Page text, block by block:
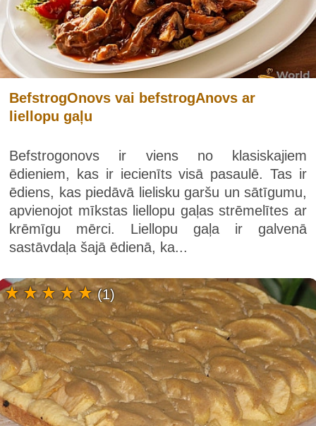
BefstrogOnovs vai befstrogAnovs ar
liellopu gaļu
Befstrogonovs ir viens no klasiskajiem
ēdieniem, kas ir iecienīts visā pasaulē. Tas ir
ēdiens, kas piedāvā lielisku garšu un sātīgumu,
apvienojot mīkstas liellopu gaļas strēmelītes ar
krēmīgu mērci. Liellopu gaļa ir galvenā
sastāvdaļa šajā ēdienā, ka...
(1)